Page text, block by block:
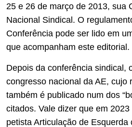
25 e 26 de março de 2013, sua
Nacional Sindical. O
Conferência pode ser lido em
que acompanham este editorial.
Depois da conferência sindical,
congresso nacional da AE, cujo
também é publicado num dos
citados. Vale dizer que em
petista Articulação de Esquerda